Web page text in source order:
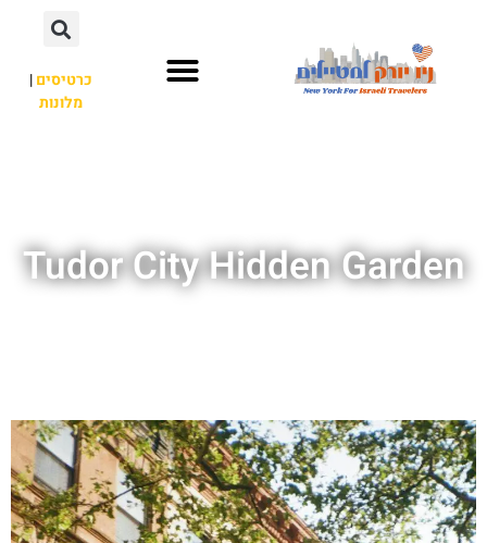
כרטיסים|
מלונות
Tudor City Hidden Garden